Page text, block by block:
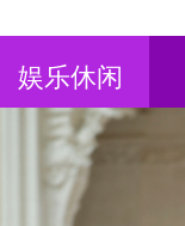
娱乐休闲